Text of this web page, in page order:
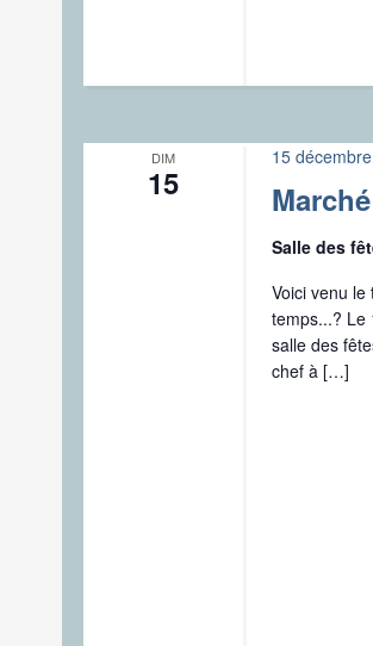
DIM
15
15
Salle des
Voici venu
temps...? Le
salle des
chef à […]